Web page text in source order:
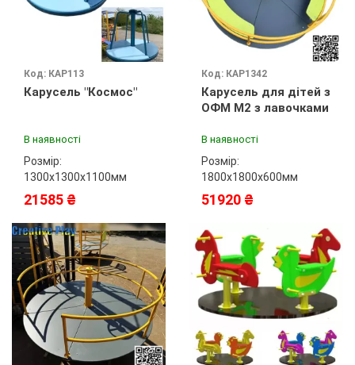
Код: КАР113
Карусель "Космос"
В наявності
Розмір:
1300х1300х1100мм
21585 ₴
Код: КАР1342
Карусель для дітей з
ОФМ М2 з лавочками
В наявності
Розмір:
1800х1800х600мм
51920 ₴